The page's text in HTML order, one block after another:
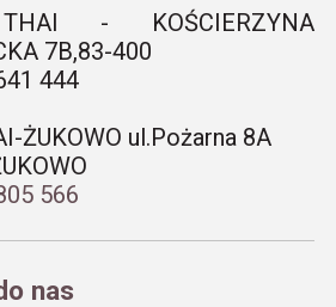
- KOŚCIERZYNA
7B,83-400
444
ŻUKOWO ul.Pożarna 8A
566
nas